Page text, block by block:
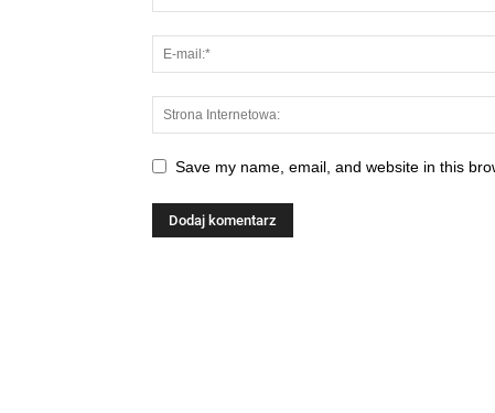
Save my name, email, and website in this